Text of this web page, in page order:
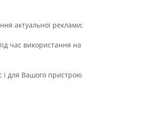
актуальної реклами;
час використання на
і для Вашого пристрою